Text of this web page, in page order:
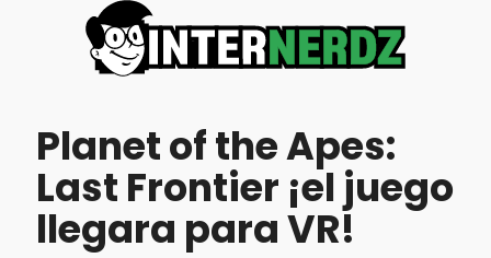
Planet of the Apes:
Last Frontier ¡el juego
llegara para VR!